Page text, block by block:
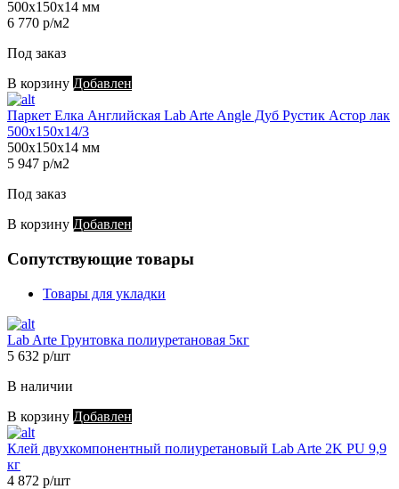
500х150х14 мм
6 770 р/м2
Под заказ
В корзину Добавлен
Паркет Елка Английская Lab Arte Angle Дуб Рустик Астор лак
500х150х14/3
500х150х14 мм
5 947 р/м2
Под заказ
В корзину Добавлен
Сопутствующие товары
Товары для укладки
Lab Arte Грунтовка полиуретановая 5кг
5 632 р/шт
В наличии
В корзину Добавлен
Клей двухкомпонентный полиуретановый Lab Arte 2K PU 9,9
кг
4 872 р/шт